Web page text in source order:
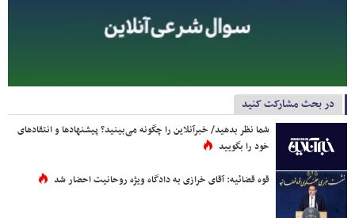
در بحث مشارکت کنید
شما نظر بدهید/ خبرآنلاین را چگونه می‌بینید؟ پیشنهادها و انتقادهای
خود را بگویید
قوه قضائیه: آقای خرازی به دادگاه ویژه روحانیت احضار شد